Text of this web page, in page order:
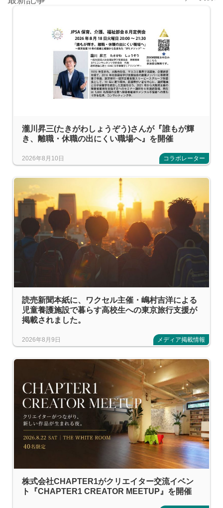
瀧川昇三(たきがわしょうぞう)さんが『誰もが輝
き、離職・休職の出にくい職場へ』を開催
2026年8月10日 コラボレーター
読売新聞本紙に、ワクセル主催・嶋村吉洋による
児童養護施設で暮らす高校生への東京旅行支援が
掲載されました。
2026年8月9日 メディア掲載情報
株式会社CHAPTER1がクリエイター交流イベン
ト『CHAPTER1 CREATOR MEETUP』を開催